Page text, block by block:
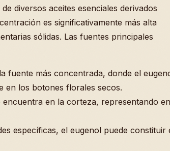
diversos aceites esenciales derivados
es significativamente más alta
sólidas. Las fuentes principales
fuente más concentrada, donde el
en los botones florales secos.
encuentra en la corteza, representando
específicas, el eugenol puede constituir